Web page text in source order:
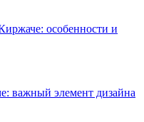
особенности и
важный элемент дизайна